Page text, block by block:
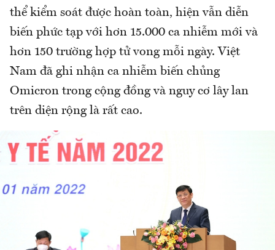
thể kiểm soát được hoàn toàn, hiện vẫn diễn
biến phức tạp với hơn 15.000 ca nhiễm mới và
hơn 150 trường hợp tử vong mỗi ngày. Việt
Nam đã ghi nhận ca nhiễm biến chủng
Omicron trong cộng đồng và nguy cơ lây lan
trên diện rộng là rất cao.